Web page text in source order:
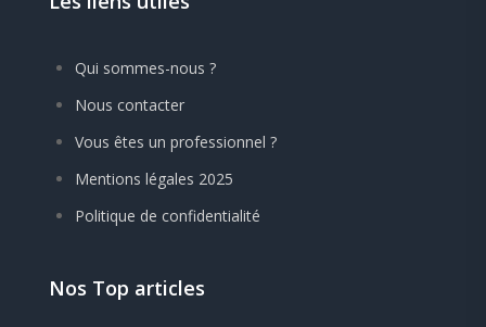
Qui sommes-nous ?
Nous contacter
Vous êtes un professionnel ?
Mentions légales 2025
Politique de confidentialité
Nos Top articles